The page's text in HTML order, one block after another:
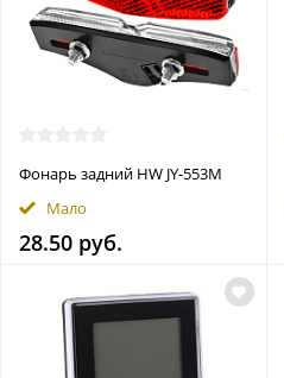
Фонарь задний HW JY-553M
Мало
28.50 руб.